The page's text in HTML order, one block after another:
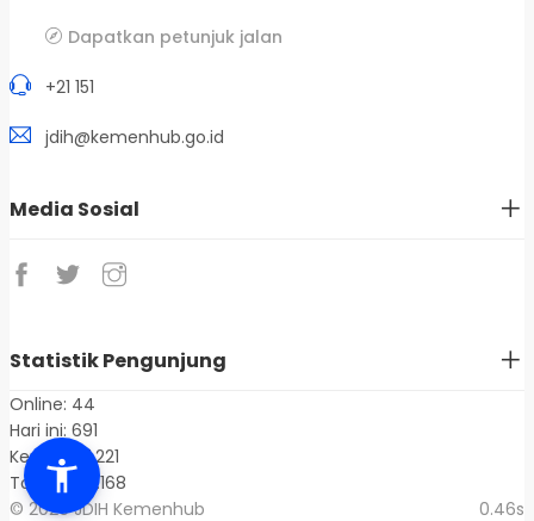
Dapatkan petunjuk jalan
+21 151
jdih@kemenhub.go.id
Media Sosial
Statistik Pengunjung
Online: 44
Hari ini: 691
Kemarin: 1.221
Total: 1.401.168
© 2026 JDIH Kemenhub
0.46s